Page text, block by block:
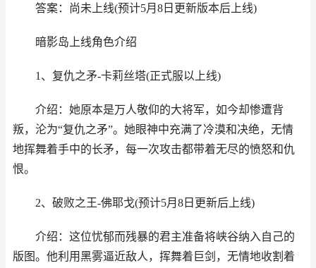
答案：尚未上线(预计5月8日更新版本后上线)
暗影岛上线角色介绍
1、复仇之矛-卡莉丝塔(正式服以上线)
介绍：她原本是万人敬仰的大将军，如今却惨遭背
叛，沦为“复仇之矛”。她眼神中充满了冷漠和决绝，无情
地挥舞着手中的长矛，每一次攻击都带着无尽的愤怒和仇
恨。
2、破败之王-佛耶戈(预计5月8日更新后上线)
介绍：这位忧郁而残暴的君主准备将峡谷纳入自己的
版图。他利用黑雾逼近敌人，挥舞着巨剑，无情地收割着